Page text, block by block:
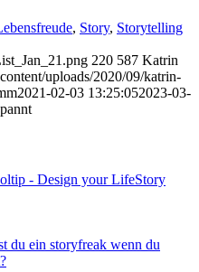
, Story, Storytelling
220 587 Katrin
uploads/2020/09/katrin-
2021-02-03 13:25:052023-03-